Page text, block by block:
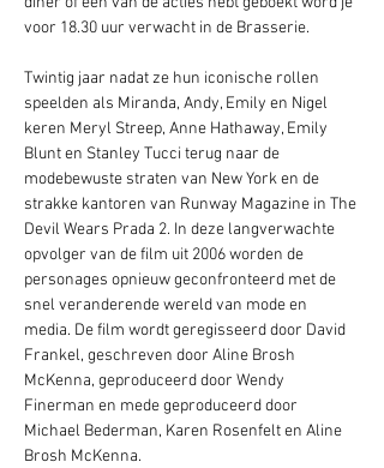
voor 18.30 uur verwacht in de Brasserie.
Twintig jaar nadat ze hun iconische rollen
speelden als Miranda, Andy, Emily en Nigel
keren Meryl Streep, Anne Hathaway, Emily
Blunt en Stanley Tucci terug naar de
modebewuste straten van New York en de
strakke kantoren van Runway Magazine in The
Devil Wears Prada 2. In deze langverwachte
opvolger van de film uit 2006 worden de
personages opnieuw geconfronteerd met de
snel veranderende wereld van mode en
media. De film wordt geregisseerd door David
Frankel, geschreven door Aline Brosh
McKenna, geproduceerd door Wendy
Finerman en mede geproduceerd door
Michael Bederman, Karen Rosenfelt en Aline
Brosh McKenna.